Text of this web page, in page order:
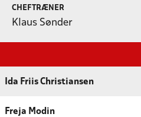
CHEFTRÆNER
Klaus Sønder
Ida Friis Christiansen
Freja Modin